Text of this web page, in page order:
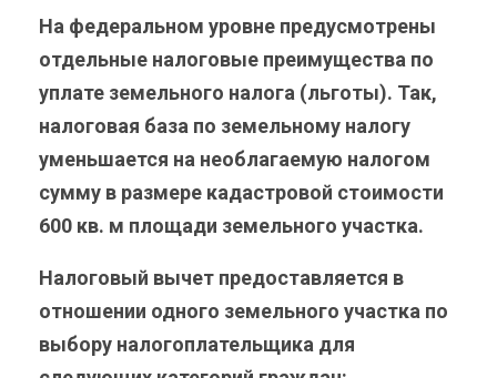
На федеральном уровне предусмотрены
отдельные налоговые преимущества по
уплате земельного налога (льготы). Так,
налоговая база по земельному налогу
уменьшается на необлагаемую налогом
сумму в размере кадастровой стоимости
600 кв. м площади земельного участка.
Налоговый вычет предоставляется в
отношении одного земельного участка по
выбору налогоплательщика для